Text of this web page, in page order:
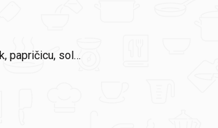
papričicu, sol…